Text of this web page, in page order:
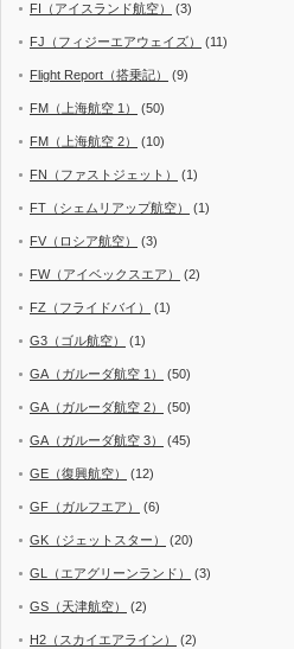
FI（アイスランド航空） (3)
FJ（フィジーエアウェイズ） (11)
Flight Report（搭乗記） (9)
FM（上海航空 1） (50)
FM（上海航空 2） (10)
FN（ファストジェット） (1)
FT（シェムリアップ航空） (1)
FV（ロシア航空） (3)
FW（アイベックスエア） (2)
FZ（フライドバイ） (1)
G3（ゴル航空） (1)
GA（ガルーダ航空 1） (50)
GA（ガルーダ航空 2） (50)
GA（ガルーダ航空 3） (45)
GE（復興航空） (12)
GF（ガルフエア） (6)
GK（ジェットスター） (20)
GL（エアグリーンランド） (3)
GS（天津航空） (2)
H2（スカイエアライン） (2)